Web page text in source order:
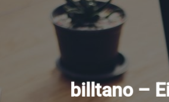
billtano –